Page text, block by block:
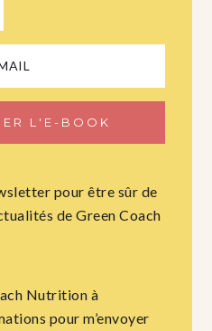
pour être sûr de
de Green Coach
Nutrition à
pour m’envoyer